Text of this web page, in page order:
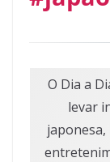
O Dia a
levar